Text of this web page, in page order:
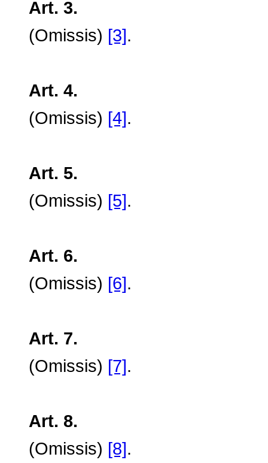
Art. 3.
(Omissis) [3].
Art. 4.
(Omissis) [4].
Art. 5.
(Omissis) [5].
Art. 6.
(Omissis) [6].
Art. 7.
(Omissis) [7].
Art. 8.
(Omissis) [8].